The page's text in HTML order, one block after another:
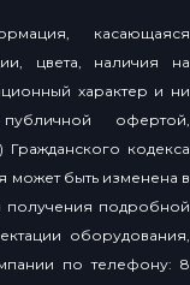
касающаяся
цвета, наличия на
характер и ни
офертой,
кодекса
быть изменена в
получения подробной
оборудования,
по телефону: 8